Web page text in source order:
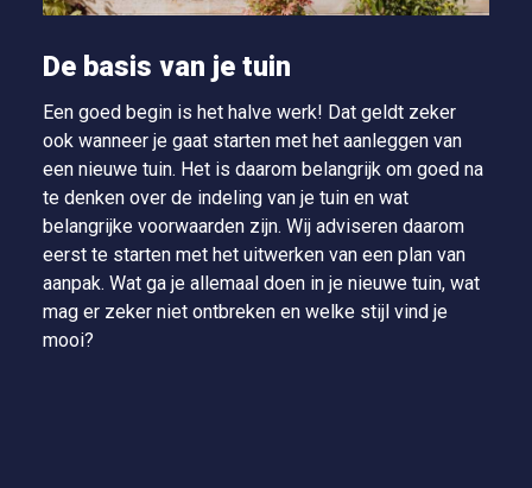
De basis van je tuin
Een goed begin is het halve werk! Dat geldt zeker
ook wanneer je gaat starten met het aanleggen van
een nieuwe tuin. Het is daarom belangrijk om goed na
te denken over de indeling van je tuin en wat
belangrijke voorwaarden zijn. Wij adviseren daarom
eerst te starten met het uitwerken van een plan van
aanpak. Wat ga je allemaal doen in je nieuwe tuin, wat
mag er zeker niet ontbreken en welke stijl vind je
mooi?